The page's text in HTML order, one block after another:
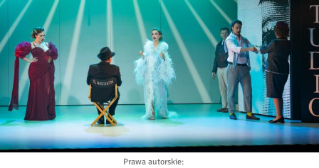
Prawa autorskie: